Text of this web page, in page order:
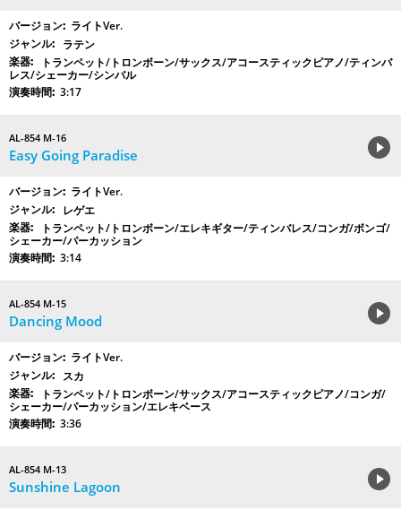
ライトVer.
ラテン
トランペット/トロンボーン/サックス/アコースティックピアノ/ティンバ
レス/シェーカー/シンバル
3:17
AL-854 M-16
Easy Going Paradise
ライトVer.
レゲエ
トランペット/トロンボーン/エレキギター/ティンバレス/コンガ/ボンゴ/
シェーカー/パーカッション
3:14
AL-854 M-15
Dancing Mood
ライトVer.
スカ
トランペット/トロンボーン/サックス/アコースティックピアノ/コンガ/
シェーカー/パーカッション/エレキベース
3:36
AL-854 M-13
Sunshine Lagoon